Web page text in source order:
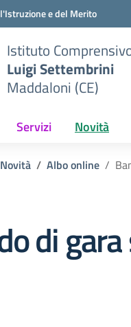
e del Merito
Istituto
Luigi Settembrini
Maddaloni (CE)
Servizi Novità
Novità Albo online
di